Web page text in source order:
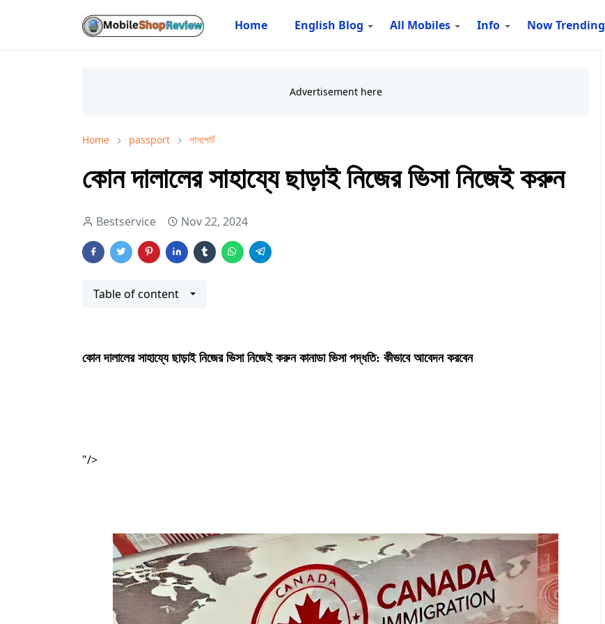
Home English Blog All Mobiles Info Now Trending
Home passport পাসপোর্ট
কোন দালালের সাহায্যে ছাড়াই নিজের ভিসা নিজেই করুন
Bestservice Nov 22, 2024
Table of content
কোন দালালের সাহায্যে ছাড়াই নিজের ভিসা নিজেই করুন কানাডা ভিসা পদ্ধতি: কীভাবে আবেদন করবেন
"/>